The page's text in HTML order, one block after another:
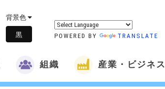
背景色
POWERED BY TRANSLATE
組織 産業・ビジネス